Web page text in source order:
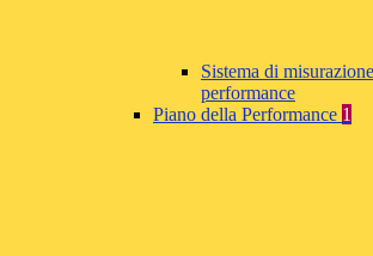
Sistema di
performance
Piano della Performance 1